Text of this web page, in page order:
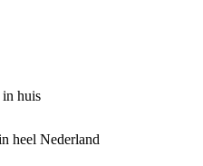
in huis
heel Nederland